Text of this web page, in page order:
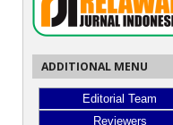
ADDITIONAL MENU
Editorial Team
Reviewers